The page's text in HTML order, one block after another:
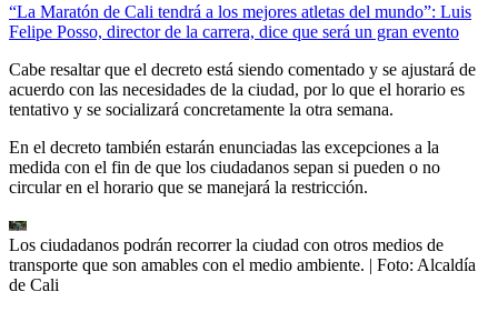
“La Maratón de Cali tendrá a los mejores atletas del mundo”: Luis
Felipe Posso, director de la carrera, dice que será un gran evento
Cabe resaltar que el decreto está siendo comentado y se ajustará de
acuerdo con las necesidades de la ciudad, por lo que el horario es
tentativo y se socializará concretamente la otra semana.
En el decreto también estarán enunciadas las excepciones a la
medida con el fin de que los ciudadanos sepan si pueden o no
circular en el horario que se manejará la restricción.
Los ciudadanos podrán recorrer la ciudad con otros medios de
transporte que son amables con el medio ambiente. | Foto: Alcaldía
de Cali